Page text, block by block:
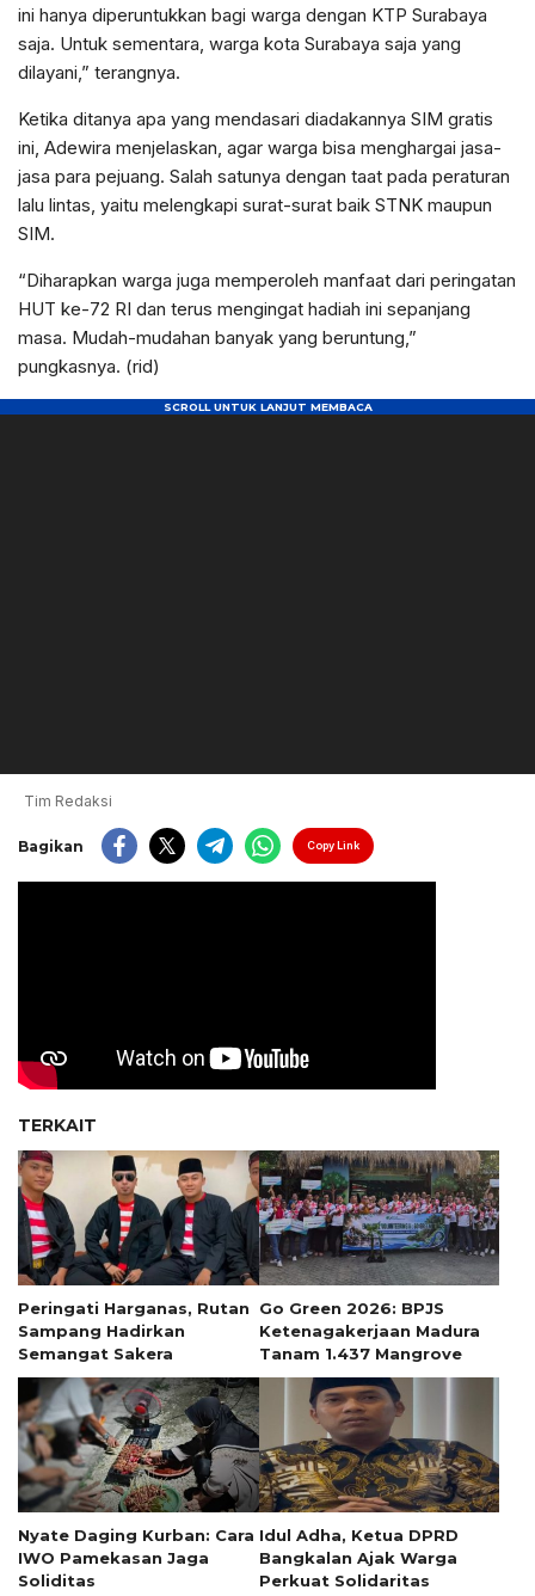
ini hanya diperuntukkan bagi warga dengan KTP Surabaya
saja. Untuk sementara, warga kota Surabaya saja yang
dilayani,” terangnya.
Ketika ditanya apa yang mendasari diadakannya SIM gratis
ini, Adewira menjelaskan, agar warga bisa menghargai jasa-
jasa para pejuang. Salah satunya dengan taat pada peraturan
lalu lintas, yaitu melengkapi surat-surat baik STNK maupun
SIM.
“Diharapkan warga juga memperoleh manfaat dari peringatan
HUT ke-72 RI dan terus mengingat hadiah ini sepanjang
masa. Mudah-mudahan banyak yang beruntung,”
pungkasnya. (rid)
Tim Redaksi
Bagikan Copy Link
TERKAIT
Peringati Harganas, Rutan
Sampang Hadirkan
Semangat Sakera
Go Green 2026: BPJS
Ketenagakerjaan Madura
Tanam 1.437 Mangrove
Nyate Daging Kurban: Cara
IWO Pamekasan Jaga
Soliditas
Idul Adha, Ketua DPRD
Bangkalan Ajak Warga
Perkuat Solidaritas